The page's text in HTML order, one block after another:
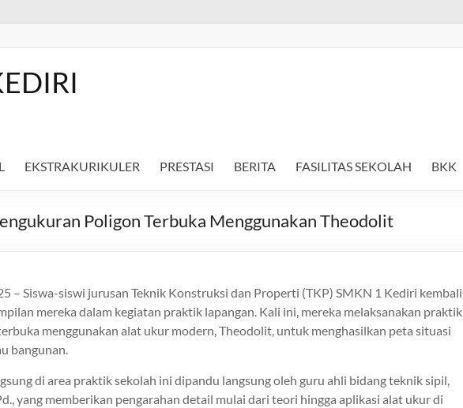
EKSTRAKURIKULER PRESTASI BERITA FASILITAS SEKOLAH BKK
Poligon Terbuka Menggunakan Theodolit
– Siswa-siswi jurusan Teknik Konstruksi dan Properti (TKP) SMKN 1 Kediri kembali
mereka dalam kegiatan praktik lapangan. Kali ini, mereka melaksanakan praktik
menggunakan alat ukur modern, Theodolit, untuk menghasilkan peta situasi
bangunan.
di area praktik sekolah ini dipandu langsung oleh guru ahli bidang teknik sipil,
yang memberikan pengarahan detail mulai dari teori hingga aplikasi alat ukur di